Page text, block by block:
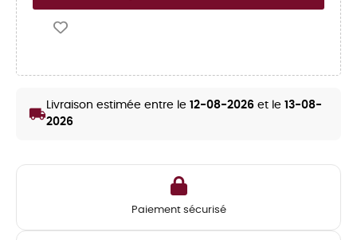
local_shipping Livraison estimée entre le 12-08-2026 et le 13-08-
2026
Paiement sécurisé